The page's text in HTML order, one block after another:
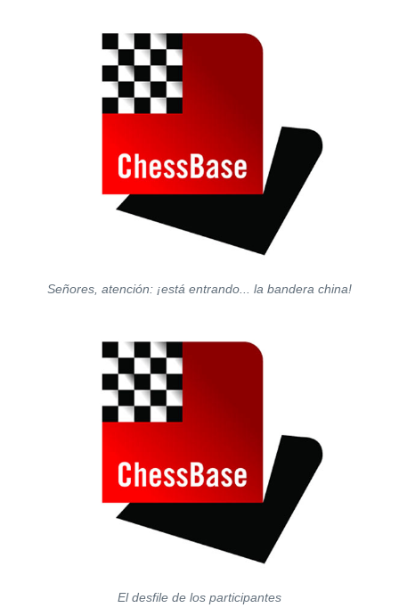
Señores, atención: ¡está entrando... la bandera china!
El desfile de los participantes